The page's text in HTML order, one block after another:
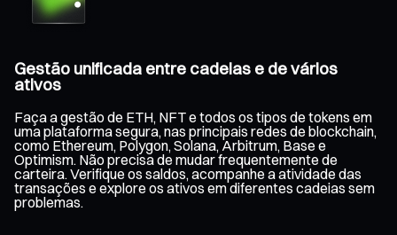
Gestão unificada entre cadeias e de vários
ativos
Faça a gestão de ETH, NFT e todos os tipos de tokens em
uma plataforma segura, nas principais redes de blockchain,
como Ethereum, Polygon, Solana, Arbitrum, Base e
Optimism. Não precisa de mudar frequentemente de
carteira. Verifique os saldos, acompanhe a atividade das
transações e explore os ativos em diferentes cadeias sem
problemas.